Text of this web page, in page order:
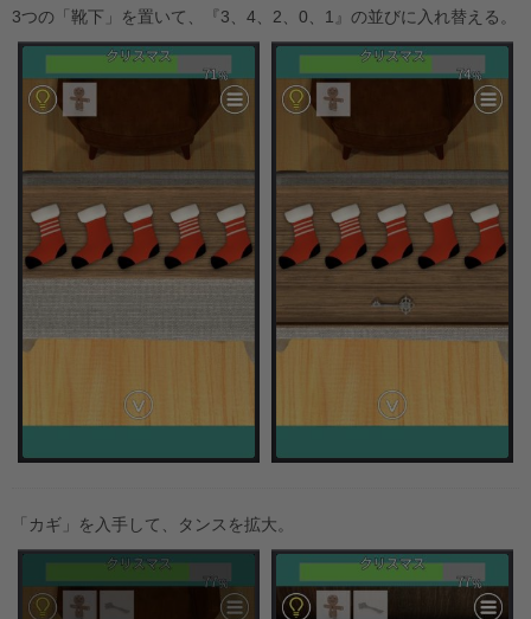
3つの「靴下」を置いて、『3、4、2、0、1』の並びに入れ替える。
「カギ」を入手して、タンスを拡大。